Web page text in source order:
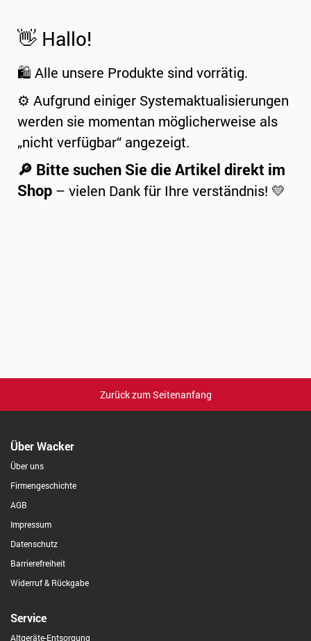
👋 Hallo!
🛍️ Alle unsere Produkte sind vorrätig.
⚙️ Aufgrund einiger Systemaktualisierungen
werden sie momentan möglicherweise als
„nicht verfügbar“ angezeigt.
🔎 Bitte suchen Sie die Artikel direkt im
Shop – vielen Dank für Ihre verständnis! 💛
Zurück zum Seitenanfang
Über Wacker
Über uns
Firmengeschichte
AGB
Impressum
Datenschutz
Barrierefreiheit
Widerruf & Rückgabe
Service
Altgeräte-Entsorgung